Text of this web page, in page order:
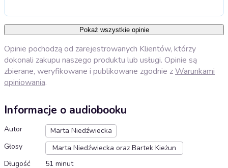
Pokaż wszystkie opinie
Opinie pochodzą od zarejestrowanych Klientów, którzy
dokonali zakupu naszego produktu lub usługi. Opinie są
zbierane, weryfikowane i publikowane zgodnie zWarunkami
opiniowania.
Informacje o audiobooku
Autor
Marta Niedźwiecka
Głosy
Marta Niedźwiecka oraz Bartek Kieżun
Długość
51 minut